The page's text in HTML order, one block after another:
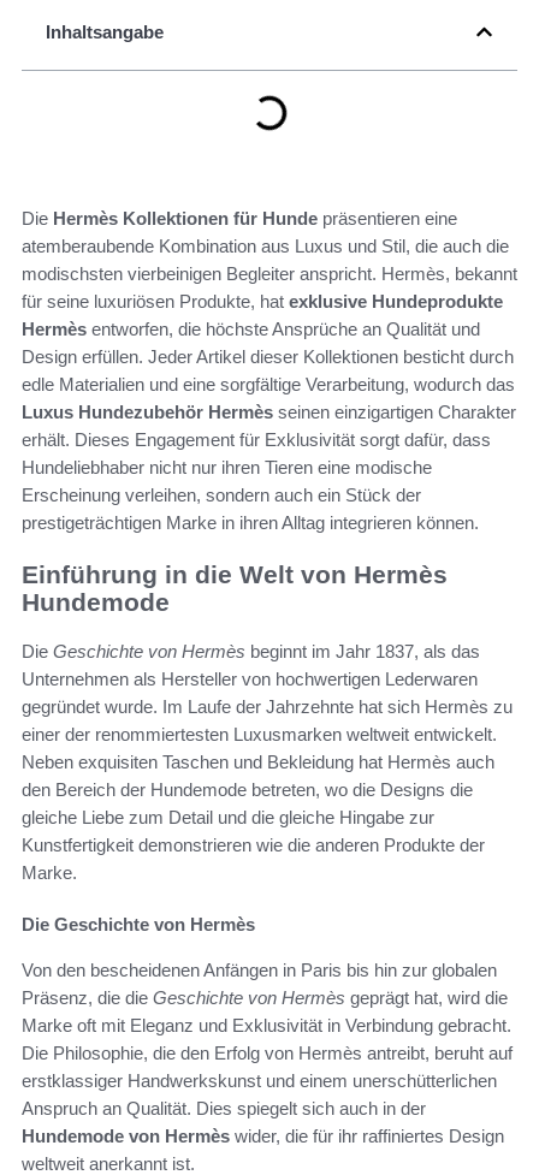
Inhaltsangabe
Die Hermès Kollektionen für Hunde präsentieren eine
atemberaubende Kombination aus Luxus und Stil, die auch die
modischsten vierbeinigen Begleiter anspricht. Hermès, bekannt
für seine luxuriösen Produkte, hat exklusive Hundeprodukte
Hermès entworfen, die höchste Ansprüche an Qualität und
Design erfüllen. Jeder Artikel dieser Kollektionen besticht durch
edle Materialien und eine sorgfältige Verarbeitung, wodurch das
Luxus Hundezubehör Hermès seinen einzigartigen Charakter
erhält. Dieses Engagement für Exklusivität sorgt dafür, dass
Hundeliebhaber nicht nur ihren Tieren eine modische
Erscheinung verleihen, sondern auch ein Stück der
prestigeträchtigen Marke in ihren Alltag integrieren können.
Einführung in die Welt von Hermès
Hundemode
Die Geschichte von Hermès beginnt im Jahr 1837, als das
Unternehmen als Hersteller von hochwertigen Lederwaren
gegründet wurde. Im Laufe der Jahrzehnte hat sich Hermès zu
einer der renommiertesten Luxusmarken weltweit entwickelt.
Neben exquisiten Taschen und Bekleidung hat Hermès auch
den Bereich der Hundemode betreten, wo die Designs die
gleiche Liebe zum Detail und die gleiche Hingabe zur
Kunstfertigkeit demonstrieren wie die anderen Produkte der
Marke.
Die Geschichte von Hermès
Von den bescheidenen Anfängen in Paris bis hin zur globalen
Präsenz, die die Geschichte von Hermès geprägt hat, wird die
Marke oft mit Eleganz und Exklusivität in Verbindung gebracht.
Die Philosophie, die den Erfolg von Hermès antreibt, beruht auf
erstklassiger Handwerkskunst und einem unerschütterlichen
Anspruch an Qualität. Dies spiegelt sich auch in der
Hundemode von Hermès wider, die für ihr raffiniertes Design
weltweit anerkannt ist.